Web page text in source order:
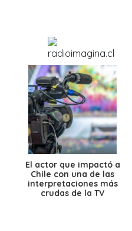
El actor que impactó a
Chile con una de las
interpretaciones más
crudas de la TV